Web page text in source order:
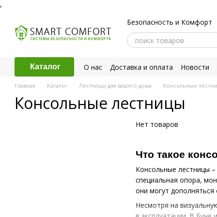
,
Безопасность и Комфорт
Каталог О нас Доставка и оплата Новости
Главная Каталог Лестницы для вашего дома Консольные
Консольные лестницы
Что такое
Консольные лестницы
специальная опора,
они могут дополняться
Несмотря на
Нет товаров